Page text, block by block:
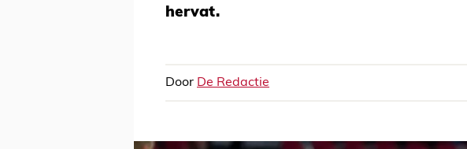
hervat.
Door De Redactie